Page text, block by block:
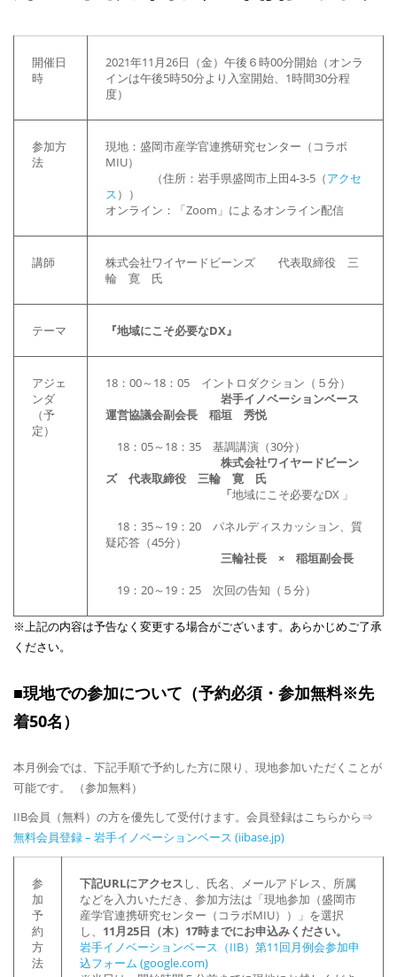
開催日
時
2021年11月26日（金）午後６時00分開始（オンラ
インは午後5時50分より入室開始、1時間30分程
度）
参加方
法
現地：盛岡市産学官連携研究センター（コラボ
MIU）
（住所：岩手県盛岡市上田4-3-5（アクセ
ス））
オンライン：「Zoom」によるオンライン配信
講師
株式会社ワイヤードビーンズ 代表取締役 三
輪 寛 氏
テーマ 『地域にこそ必要なDX』
アジェ
ンダ
（予
定）
18：00～18：05 イントロダクション（５分）
岩手イノベーションベース
運営協議会副会長 稲垣 秀悦
18：05～18：35 基調講演（30分）
株式会社ワイヤードビーン
ズ 代表取締役 三輪 寛 氏
「地域にこそ必要なDX 」
18：35～19：20 パネルディスカッション、質
疑応答（45分）
三輪社長 × 稲垣副会長
19：20～19：25 次回の告知（５分）
※上記の内容は予告なく変更する場合がございます。あらかじめご了承
ください。
■現地での参加について（予約必須・参加無料※先
着50名）
本月例会では、下記手順で予約した方に限り、現地参加いただくことが
可能です。 （参加無料）
IIB会員（無料）の方を優先して受付けます。会員登録はこちらから⇒
無料会員登録 – 岩手イノベーションベース (iibase.jp)
参
加
予
約
方
法
下記URLにアクセスし、氏名、メールアドレス、所属
などを入力いただき、参加方法は「現地参加（盛岡市
産学官連携研究センター（コラボMIU））」を選択
し、 11月25日（木）17時までにお申込みください。
岩手イノベーションベース（IIB）第11回月例会参加申
込フォーム (google.com)